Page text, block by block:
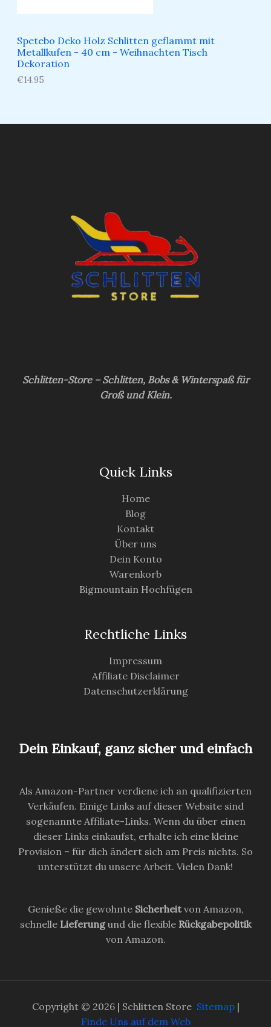
Spetebo Deko Holz Schlitten geflammt mit
Metallkufen - 40 cm - Weihnachten Tisch
Dekoration
€14.95
Schlitten-Store – Schlitten, Bobs & Winterspaß für
Groß und Klein.
Quick Links
Home
Blog
Kontakt
Über uns
Dein Konto
Warenkorb
Bigmountain Hochfügen
Rechtliche Links
Impressum
Affiliate Disclaimer
Datenschutzerklärung
Dein Einkauf, ganz sicher und einfach
Als Amazon-Partner verdiene ich an qualifizierten
Verkäufen. Einige Links auf dieser Website sind
sogenannte Affiliate-Links. Wenn du über einen
dieser Links einkaufst, erhalte ich eine kleine
Provision – für dich ändert sich am Preis nichts. So
unterstützt du unsere Arbeit. Vielen Dank!
Genieße die gewohnte Sicherheitvon Amazon,
schnelle Lieferungund die flexible Rückgabepolitik
von Amazon.
Copyright © 2026 | Schlitten Store Sitemap|
Finde Uns auf dem Web